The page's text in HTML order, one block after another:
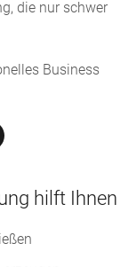
die nur schwer
Business
hilft Ihnen